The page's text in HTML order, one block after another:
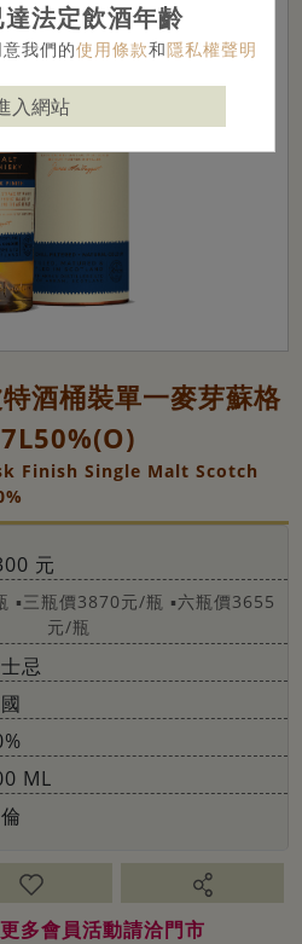
法定飲酒年齡
我們的使用條款和隱私權聲明
入網站
酒桶裝單一麥芽蘇格
Finish Single Malt Scotch
元
▪三瓶價3870元/瓶 ▪六瓶價3655
元/瓶
忌
ML
多會員活動請洽門市